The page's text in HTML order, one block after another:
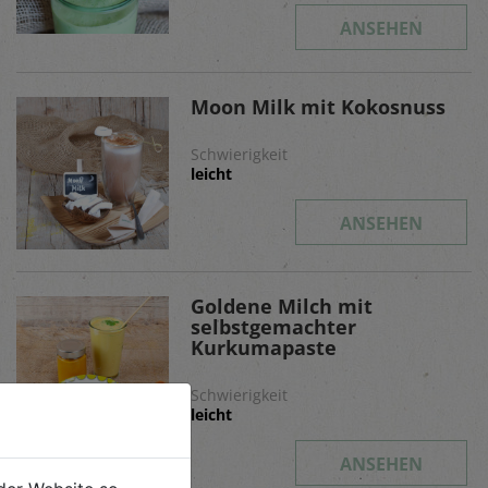
ANSEHEN
Moon Milk mit Kokosnuss
Schwierigkeit
leicht
ANSEHEN
Goldene Milch mit
selbstgemachter
Kurkumapaste
Schwierigkeit
leicht
ANSEHEN